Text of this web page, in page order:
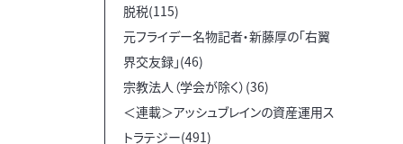
脱税(115)
元フライデー名物記者・新藤厚の「右翼
界交友録」(46)
宗教法人（学会が除く）(36)
＜連載＞アッシュブレインの資産運用ス
トラテジー(491)